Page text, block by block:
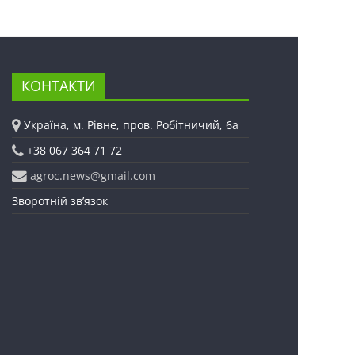
КОНТАКТИ
Україна, м. Рівне, пров. Робітничий, 6а
+38 067 364 71 72
agroc.news@gmail.com
Зворотній зв’язок